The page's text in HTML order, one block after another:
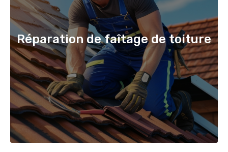
Réparation de faîtage de toiture